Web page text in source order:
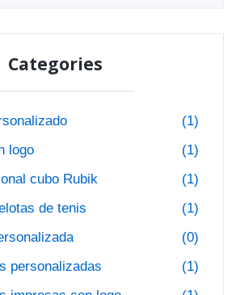
Categories
(1)
logo
(1)
cubo Rubik
(1)
de tenis
(1)
(0)
personalizadas
(1)